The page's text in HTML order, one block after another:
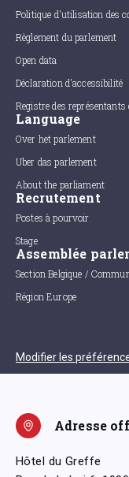
Politique d'utilisation des
Règlement du parlement
Open data
Déclaration d'accessibilité
Registre des
Language
Over het parlement
Uber das parlement
About the parliament
Recrutement
Postes à pourvoir
Stage
Assemblée
Section Belgique /
Région Europe
Modifier les
Adresse
Hôtel du Greffe